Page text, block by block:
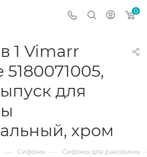
0
1 Vimarr
для
хром
— Сифоны — Сифоны для раковины